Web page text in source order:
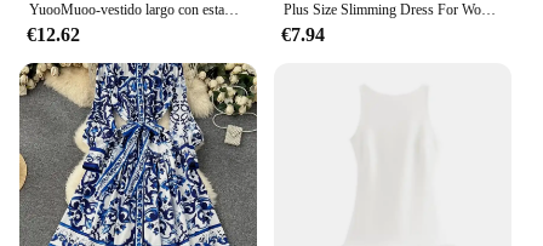
YuooMuoo-vestido largo con estampado de lunares para mujer, prenda elegante de manga abombada, moda coreana, vacaciones, Verano
€12.62
Plus Size Slimming Dress For Women Medium Length Black White Polka Dot Summer Dress Aging-Reducing Stylish Mother's Attire
€7.94